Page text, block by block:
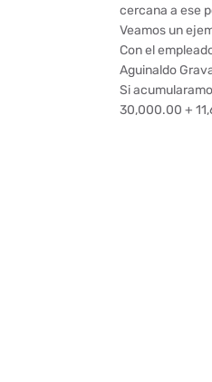
cercana a ese
Veamos un
Con el
Aguinaldo
Si
30,000.00 +